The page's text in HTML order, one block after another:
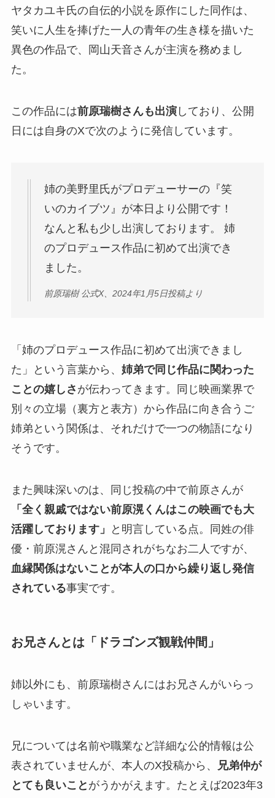
ヤタカユキ氏の自伝的小説を原作にした同作は、
笑いに人生を捧げた一人の青年の生き様を描いた
異色の作品で、岡山天音さんが主演を務めまし
た。
この作品には前原瑞樹さんも出演しており、公開
日には自身のXで次のように発信しています。
姉の美野里氏がプロデューサーの『笑
いのカイブツ』が本日より公開です！
なんと私も少し出演しております。 姉
のプロデュース作品に初めて出演でき
ました。
前原瑞樹 公式X、2024年1月5日投稿より
「姉のプロデュース作品に初めて出演できまし
た」という言葉から、 姉弟で同じ作品に関わった
ことの嬉しさ が伝わってきます。同じ映画業界で
別々の立場（裏方と表方）から作品に向き合うご
姉弟という関係は、それだけで一つの物語になり
そうです。
また興味深いのは、同じ投稿の中で前原さんが
「全く親戚ではない前原滉くんはこの映画でも大
活躍しております」
と明言している点。同姓の俳
優・前原滉さんと混同されがちなお二人ですが、
血縁関係はないことが本人の口から繰り返し発信
されている事実です。
お兄さんとは「ドラゴンズ観戦仲間」
姉以外にも、前原瑞樹さんにはお兄さんがいらっ
しゃいます。
兄については名前や職業など詳細な公的情報は公
表されていませんが、本人のX投稿から、
兄弟仲が
とても良いこと がうかがえます。たとえば2023年3